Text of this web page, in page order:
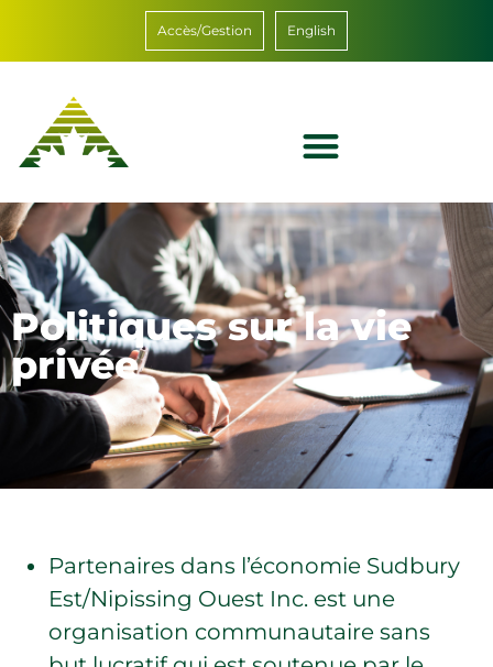
Accès/Gestion English
Politiques sur la vie
privée
Partenaires dans l’économie Sudbury
Est/Nipissing Ouest Inc. est une
organisation communautaire sans